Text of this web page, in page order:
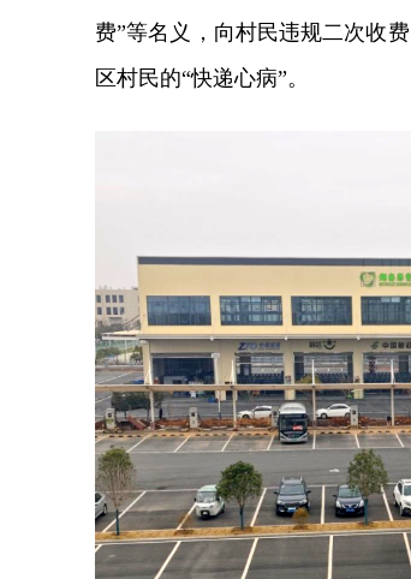
费”等名义，向村民违规二次收
区村民的“快递心病”。